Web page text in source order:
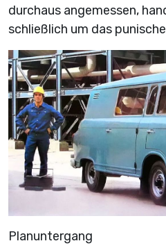
durchaus angemessen,
schließlich um das
Planuntergang